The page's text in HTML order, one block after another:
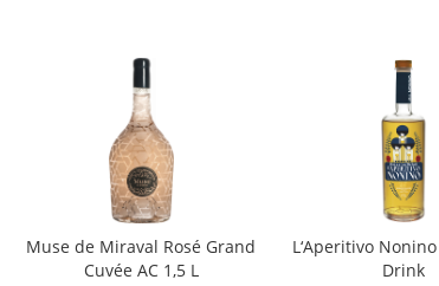
Muse de Miraval Rosé Grand
Cuvée AC 1,5 L
L‘Aperitivo
Drink